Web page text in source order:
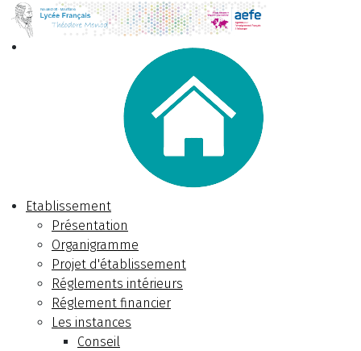
Etablissement
Présentation
Organigramme
Projet d'établissement
Réglements intérieurs
Réglement financier
Les instances
Conseil